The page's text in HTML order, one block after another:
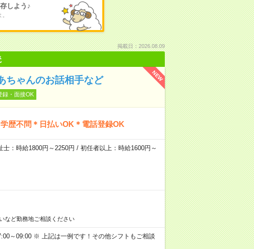
しよう♪
掲載日：2026.08.09
NEW
ちゃんのお話相手など
録・面接OK
歴不問＊日払いOK＊電話登録OK
：時給1800円～2250円 / 初任者以上：時給1600円～
ど勤務地ご相談ください
～09:00 ※ 上記は一例です！その他シフトもご相談